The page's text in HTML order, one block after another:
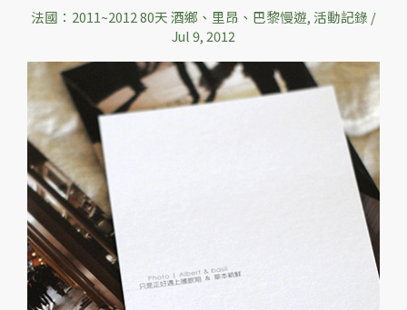
法國：2011~2012 80天 酒鄉、里昂、巴黎慢遊, 活動記錄 /
Jul 9, 2012
單‧
迷
‧
巴
黎」
明
信
片
贈
送